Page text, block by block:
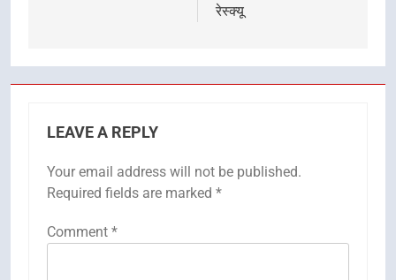
रेस्क्यू
LEAVE A REPLY
Your email address will not be published.
Required fields are marked *
Comment *